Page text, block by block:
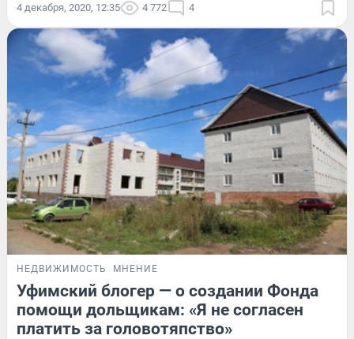
4 декабря, 2020, 12:35 4 772 4
НЕДВИЖИМОСТЬ МНЕНИЕ
Уфимский блогер — о создании Фонда
помощи дольщикам: «Я не согласен
платить за головотяпство»